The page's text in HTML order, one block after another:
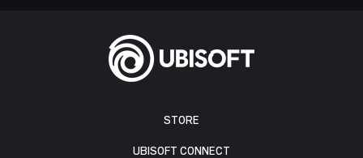
STORE
UBISOFT CONNECT